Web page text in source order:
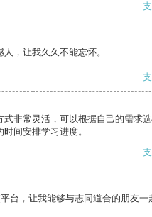
，让我久久不能忘怀。
式非常灵活，可以根据自己的需求
间安排学习进度。
台，让我能够与志同道合的朋友一